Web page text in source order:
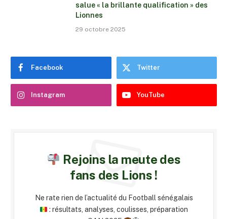
salue « la brillante qualification » des
Lionnes
29 octobre 2025
Facebook Twitter
Instagram YouTube
Rejoins la meute des
fans des Lions !
Ne rate rien de l’actualité du Football sénégalais
: résultats, analyses, coulisses, préparation